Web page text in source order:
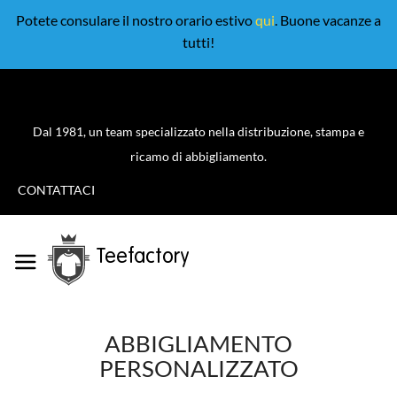
Potete consulare il nostro orario estivoqui. Buone vacanze a
tutti!
Dal 1981, un team specializzato nella distribuzione, stampa e
ricamo di abbigliamento.
CONTATTACI
Teefactory
ABBIGLIAMENTO
PERSONALIZZATO